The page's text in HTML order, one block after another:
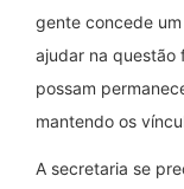
gente concede
ajudar na questão
possam
mantendo os
A secretaria se